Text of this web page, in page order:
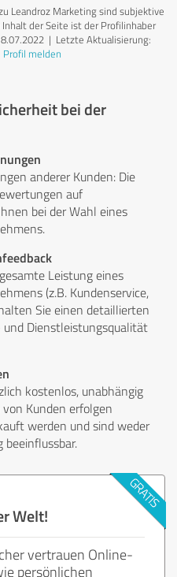
Leandroz Marketing sind subjektive
der Seite ist der Profilinhaber
| Letzte Aktualisierung:
Profil melden
bei der
anderer Kunden: Die
auf
bei der Wahl eines
Leistung eines
(z.B. Kundenservice,
Sie einen detaillierten
und Dienstleistungsqualität
kostenlos, unabhängig
Kunden erfolgen
werden und sind weder
Welt!
vertrauen Online-
persönlichen